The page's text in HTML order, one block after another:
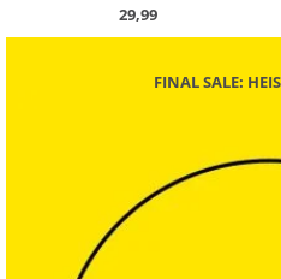
29,99
FINAL SALE: